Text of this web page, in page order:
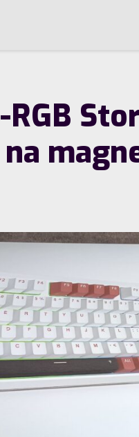
RGB